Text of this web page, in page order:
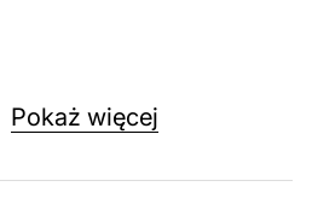
Pokaż więcej